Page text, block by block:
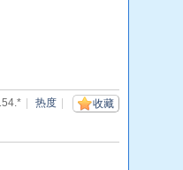
收藏
热度